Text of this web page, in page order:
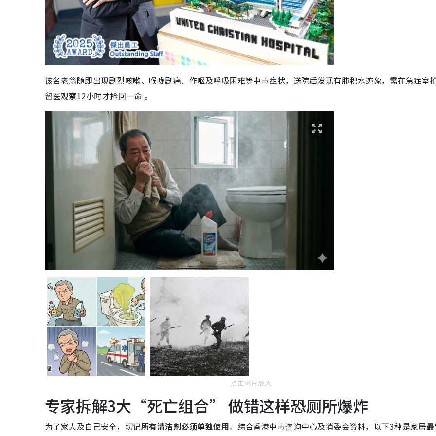
该名老翁随即出现剧烈咳嗽、喉咙剧痛、作呕及呼吸困难等中毒症状，送院后发现有肺积水迹象，需在急症室
留医观察12小时才捡回一命 。
点击图片放大
专家拆解3大“死亡组合” 做错这样恐厕所爆炸
为了家人及自己安全，切记所有清洁剂必须单独使用。综合香港中毒咨询中心及消委会资料，以下3种是家居